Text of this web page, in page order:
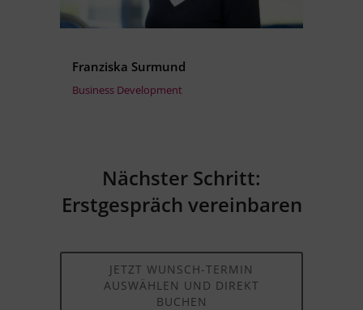
Franziska Surmund
Business Development
Nächster Schritt:
Erstgespräch vereinbaren
JETZT WUNSCH-TERMIN
AUSWÄHLEN UND DIREKT
BUCHEN